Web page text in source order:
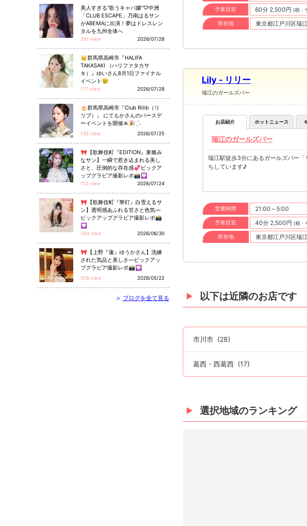
予算目安 60分 2,500円 (税・
所在地 東京都江戸川区瑞
Lily - リリー
瑞江のガールズバー
お店紹介 ホットニュース
瑞江のガールズバー
瑞江駅徒歩3分にあるガールズバー
ちしています♪
営業時間 21:00～5:00
予算目安 40分 2,500円 (税・
所在地 東京都江戸川区瑞
以下は近隣のお店です
市川市 (28)
葛西・西葛西 (17)
選択地域のランキング
美人すぎる“歌うキャバ嬢”♡中洲
「CLUB ESCAPE」乃南はるサン
がABEMAに出演！夢はドレスレン
タルを九州全体へ
291 view 2026/07/28
👑群馬県高崎市『HALIFA
TAKASAKI （ハリファタカサ
キ）』ゆいさん8月1日ファイナル
イベント😢
117 view 2026/07/28
🎂群馬県高崎市『Club Rilib（リ
リブ）』 にてもかさんのバースデ
ーイベントを開催ꔛ🎉ˎˊ˗
145 view 2026/07/25
🎀【歌舞伎町『EDITION』東條み
なサン】一瞬で惹き込まれる美し
さと、圧倒的な存在感💞ピックア
ップグラビア撮影レポ📸💟
112 view 2026/07/24
🎀【歌舞伎町『華灯』白雪えるサ
ン】透明感あふれる甘さと色気—
ピックアップグラビア撮影レポ📸
💟
264 view 2026/06/30
🎀【上野『蓮』ゆうかさん】洗練
された気品と美しさ—ピックアッ
プグラビア撮影レポ📸💟
505 view 2026/05/22
> ブログを全て見る